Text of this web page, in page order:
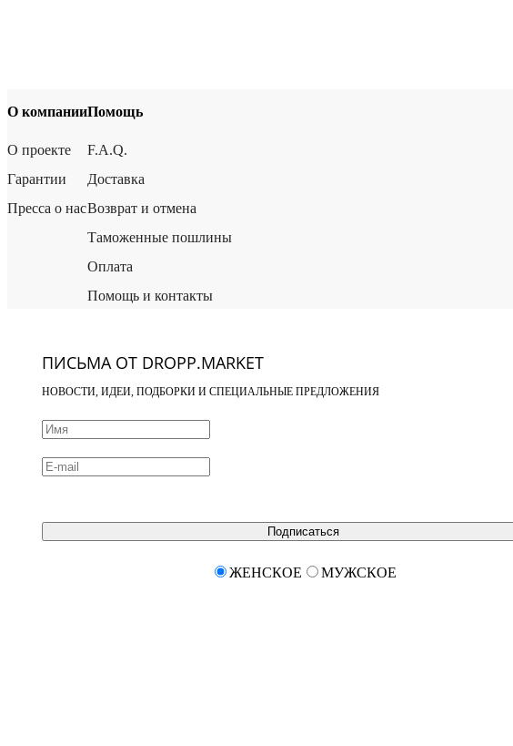
О компании
О проекте
Гарантии
Пресса о нас
Помощь
F.A.Q.
Доставка
Возврат и отмена
Таможенные пошлины
Оплата
Помощь и контакты
ПИСЬМА ОТ DROPP.MARKET
НОВОСТИ, ИДЕИ, ПОДБОРКИ И СПЕЦИАЛЬНЫЕ ПРЕДЛОЖЕНИЯ
Подписаться
ЖЕНСКОЕ МУЖСКОЕ